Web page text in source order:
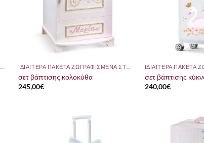
σετ βάπτισης κολοκύθα
245,00€
σετ βάπτισης
240,00€